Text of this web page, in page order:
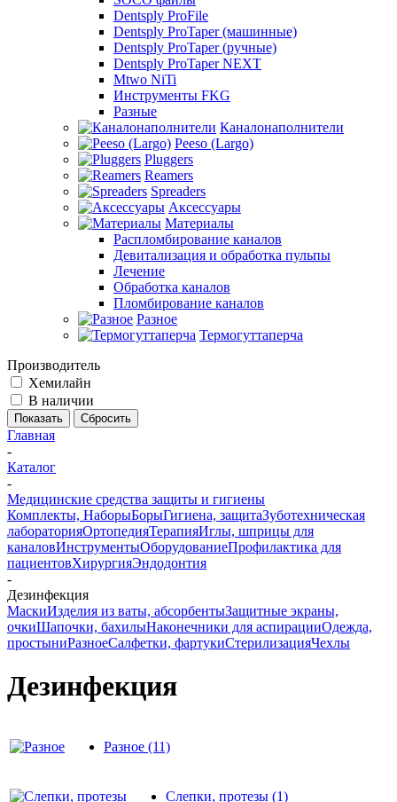
Dentsply ProFile
Dentsply ProTaper (машинные)
Dentsply ProTaper (ручные)
Dentsply ProTaper NEXT
Mtwo NiTi
Инструменты FKG
Разные
Каналонаполнители
Peeso (Largo)
Pluggers
Reamers
Spreaders
Аксессуары
Материалы
Распломбирование каналов
Девитализация и обработка пульпы
Лечение
Обработка каналов
Пломбирование каналов
Разное
Термогуттаперча
Производитель
Хемилайн
В наличии
Сбросить
Главная
-
Каталог
-
Медицинские средства защиты и гигиены
Комплекты, НаборыБорыГигиена, защитаЗуботехническая
лабораторияОртопедияТерапияИглы, шприцы для
каналовИнструментыОборудованиеПрофилактика для
пациентовХирургияЭндодонтия
-
Дезинфекция
МаскиИзделия из ваты, абсорбентыЗащитные экраны,
очкиШапочки, бахилыНаконечники для аспирацииОдежда,
простыниРазноеСалфетки, фартукиСтерилизацияЧехлы
Дезинфекция
Разное (11)
Слепки, протезы (1)